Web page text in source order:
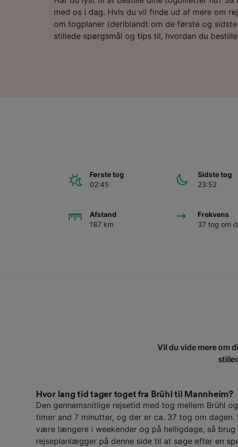
med os i dag. Hvis du vil finde ud af mere om
om togplaner (deriblandt om de første og
stillede spørgsmål og tips til, hvordan du
Første tog
02:45
Sidste tog
23:52
Afstand
187 km
Frekvens
37 tog om
Vil du vide mere om
Hvor lang tid tager toget fra Brühl til Mannheim?
Den gennemsnitlige rejsetid med tog mellem Brühl
timer and 7 minutter, og der er ca. 37 tog om dagen.
være længere i weekender og på helligdage, så brug
rejseplanlægger på denne side til at søge efter en